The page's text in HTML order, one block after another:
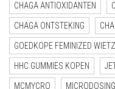
CHAGA ANTIOXIDANTEN
CHAGA ONTSTEKING
GOEDKOPE FEMINIZED
HHC GUMMIES KOPEN
MCMYCRO MICRODOSING